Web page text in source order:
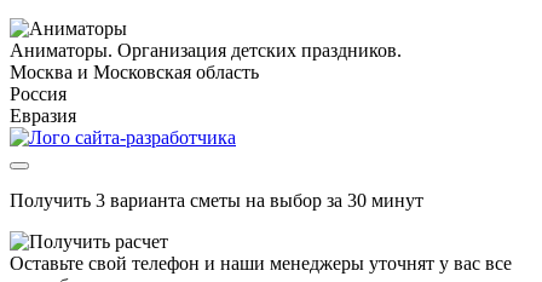
Аниматоры. Организация детских праздников.
Москва и Московская область
Россия
Евразия
Получить 3 варианта сметы на выбор за 30 минут
Оставьте свой телефон и наши менеджеры уточнят у вас все